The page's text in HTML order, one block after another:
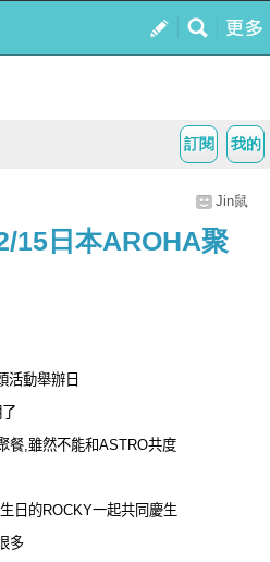
我的
訂閱
Jin鼠
15日本AROHA聚
活動舉辦日
餐,雖然不能和ASTRO共度
生日的ROCKY一起共同慶生
多